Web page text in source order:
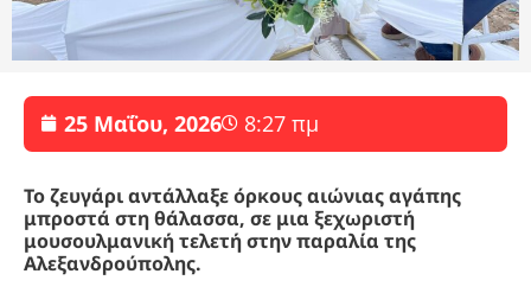
25 Μαΐου, 2026 8:27 πμ
Το ζευγάρι αντάλλαξε όρκους αιώνιας αγάπης
μπροστά στη θάλασσα, σε μια ξεχωριστή
μουσουλμανική τελετή στην παραλία της
Αλεξανδρούπολης.